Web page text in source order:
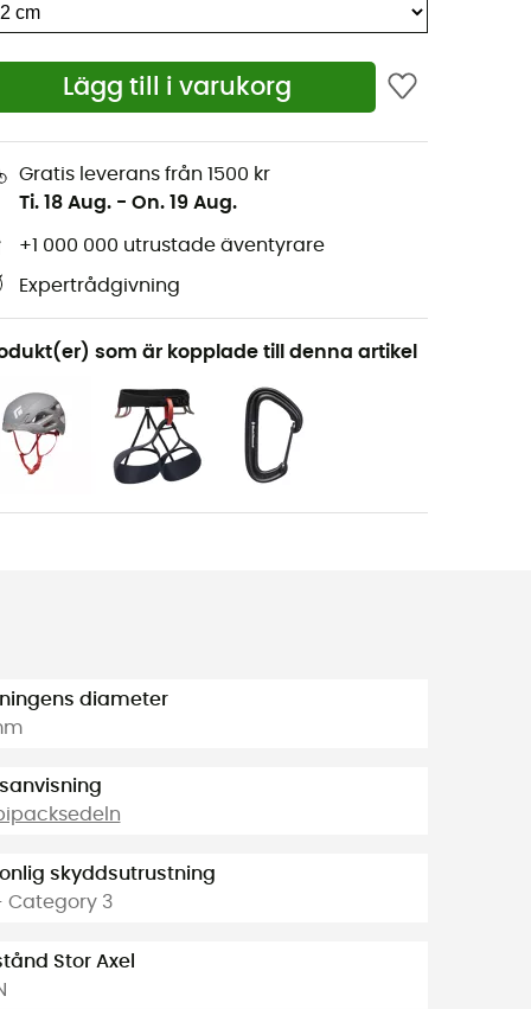
Lägg till i varukorg
Gratis leverans från 1500 kr
Ti. 18 Aug. - On. 19 Aug.
+1 000 000 utrustade äventyrare
Expertrådgivning
som är kopplade till denna artikel
diameter
skyddsutrustning
- Category 3
Stor Axel